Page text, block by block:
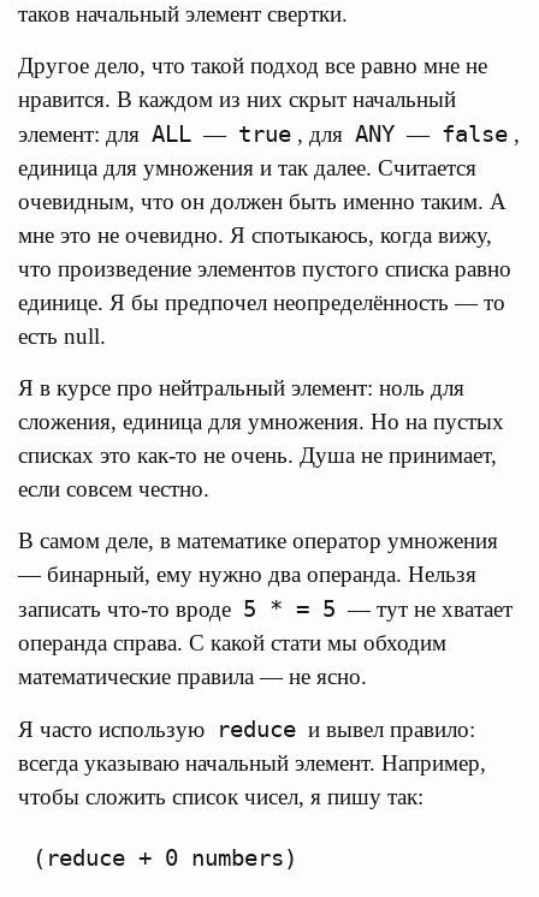
таков начальный элемент свертки.
Другое дело, что такой подход все равно мне не
нравится. В каждом из них скрыт начальный
элемент: для ALL — true , для ANY — false ,
единица для умножения и так далее. Считается
очевидным, что он должен быть именно таким. А
мне это не очевидно. Я спотыкаюсь, когда вижу,
что произведение элементов пустого списка равно
единице. Я бы предпочел неопределённость — то
есть null.
Я в курсе про нейтральный элемент: ноль для
сложения, единица для умножения. Но на пустых
списках это как-то не очень. Душа не принимает,
если совсем честно.
В самом деле, в математике оператор умножения
— бинарный, ему нужно два операнда. Нельзя
записать что-то вроде 5 * = 5 — тут не хватает
операнда справа. С какой стати мы обходим
математические правила — не ясно.
Я часто использую reduce и вывел правило:
всегда указываю начальный элемент. Например,
чтобы сложить список чисел, я пишу так: